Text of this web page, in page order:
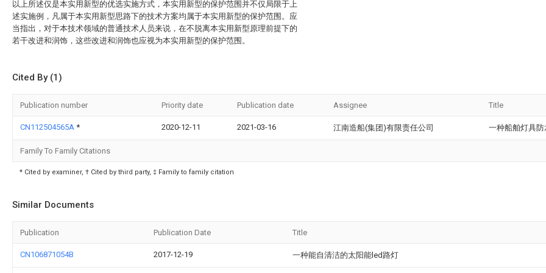
以上所述仅是本实用新型的优选实施方式，本实用新型的保护范围并不仅局限于上
述实施例，凡属于本实用新型思路下的技术方案均属于本实用新型的保护范围。应
当指出，对于本技术领域的普通技术人员来说，在不脱离本实用新型原理前提下的
若干改进和润饰，这些改进和润饰也应视为本实用新型的保护范围。
Cited By (1)
Publication number Priority date Publication date Assignee Title
CN112504565A * 2020-12-11 2021-03-16 江南造船(集团)有限责任公司 一种船舶灯具
Family To Family Citations
* Cited by examiner, † Cited by third party, ‡ Family to family citation
Similar Documents
Publication Publication Date Title
CN106871054B 2017-12-19 一种能自清洁的太阳能led路灯